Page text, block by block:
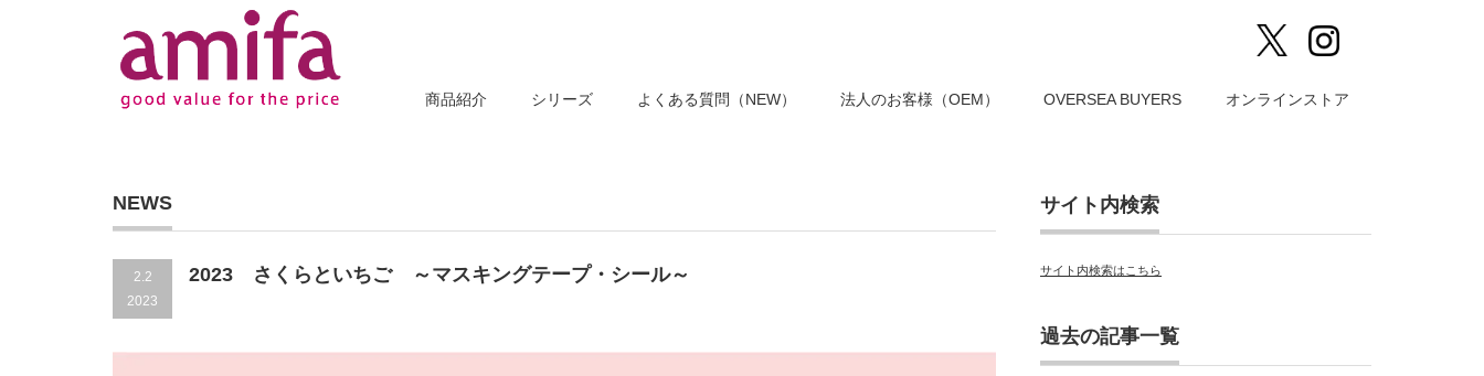
商品紹介 シリーズ よくある質問（NEW） 法人のお客様（OEM） OVERSEA BUYERS オンラインストア
NEWS
2.2
2023
2023 さくらといちご ～マスキングテープ・シール～
サイト内検索
サイト内検索はこちら
過去の記事一覧